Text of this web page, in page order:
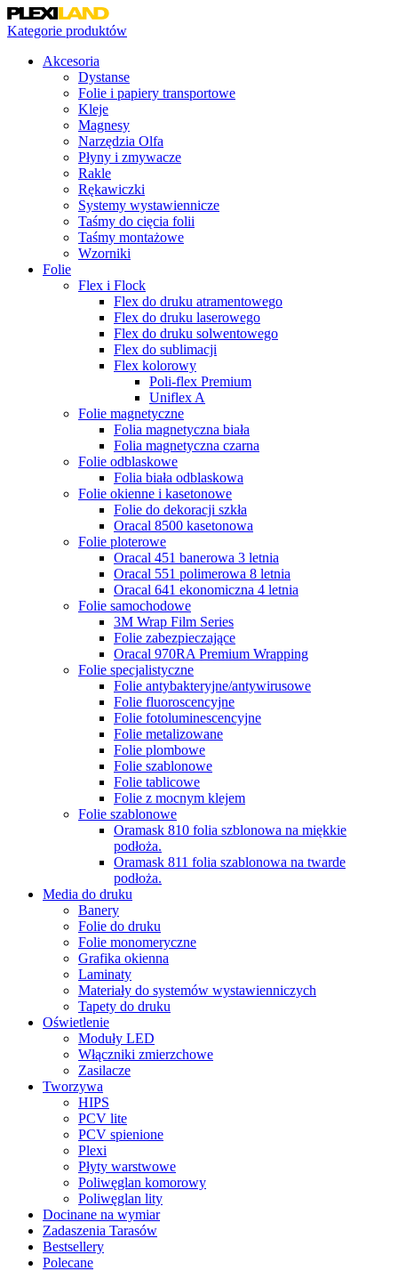
Kategorie produktów
Akcesoria
Dystanse
Folie i papiery transportowe
Kleje
Magnesy
Narzędzia Olfa
Płyny i zmywacze
Rakle
Rękawiczki
Systemy wystawiennicze
Taśmy do cięcia folii
Taśmy montażowe
Wzorniki
Folie
Flex i Flock
Flex do druku atramentowego
Flex do druku laserowego
Flex do druku solwentowego
Flex do sublimacji
Flex kolorowy
Poli-flex Premium
Uniflex A
Folie magnetyczne
Folia magnetyczna biała
Folia magnetyczna czarna
Folie odblaskowe
Folia biała odblaskowa
Folie okienne i kasetonowe
Folie do dekoracji szkła
Oracal 8500 kasetonowa
Folie ploterowe
Oracal 451 banerowa 3 letnia
Oracal 551 polimerowa 8 letnia
Oracal 641 ekonomiczna 4 letnia
Folie samochodowe
3M Wrap Film Series
Folie zabezpieczające
Oracal 970RA Premium Wrapping
Folie specjalistyczne
Folie antybakteryjne/antywirusowe
Folie fluoroscencyjne
Folie fotoluminescencyjne
Folie metalizowane
Folie plombowe
Folie szablonowe
Folie tablicowe
Folie z mocnym klejem
Folie szablonowe
Oramask 810 folia szblonowa na miękkie
podłoża.
Oramask 811 folia szablonowa na twarde
podłoża.
Media do druku
Banery
Folie do druku
Folie monomeryczne
Grafika okienna
Laminaty
Materiały do systemów wystawienniczych
Tapety do druku
Oświetlenie
Moduły LED
Włączniki zmierzchowe
Zasilacze
Tworzywa
HIPS
PCV lite
PCV spienione
Plexi
Płyty warstwowe
Poliwęglan komorowy
Poliwęglan lity
Docinane na wymiar
Zadaszenia Tarasów
Bestsellery
Polecane